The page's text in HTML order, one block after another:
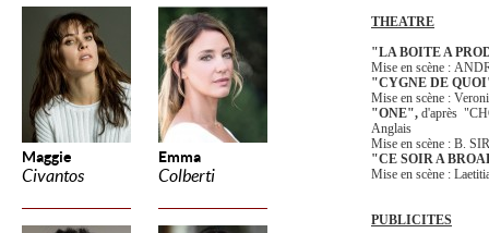
Maggie
Civantos
Emma
Colberti
THEATRE
"LA BOITE A
Mise en scène :
"CYGNE DE
Mise en scène :
"ONE", d'après
Anglais
Mise en scène : B.
"CE SOIR A
Mise en scène :
PUBLICITES